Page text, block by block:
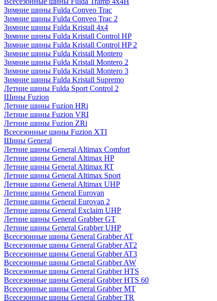
Зимние шины Fulda Conveo Trac
Зимние шины Fulda Conveo Trac 2
Зимние шины Fulda Kristall 4x4
Зимние шины Fulda Kristall Control HP
Зимние шины Fulda Kristall Control HP 2
Зимние шины Fulda Kristall Montero
Зимние шины Fulda Kristall Montero 2
Зимние шины Fulda Kristall Montero 3
Зимние шины Fulda Kristall Supremo
Летние шины Fulda Sport Control 2
Шины Fuzion
Летние шины Fuzion HRi
Летние шины Fuzion VRI
Летние шины Fuzion ZRi
Всесезонные шины Fuzion XTI
Шины General
Летние шины General Altimax Comfort
Летние шины General Altimax HP
Летние шины General Altimax RT
Летние шины General Altimax Sport
Летние шины General Altimax UHP
Летние шины General Eurovan
Летние шины General Eurovan 2
Летние шины General Exclaim UHP
Летние шины General Grabber GT
Летние шины General Grabber UHP
Всесезонные шины General Grabber AT
Всесезонные шины General Grabber AT2
Всесезонные шины General Grabber AT3
Всесезонные шины General Grabber AW
Всесезонные шины General Grabber HTS
Всесезонные шины General Grabber HTS 60
Всесезонные шины General Grabber MT
Всесезонные шины General Grabber TR